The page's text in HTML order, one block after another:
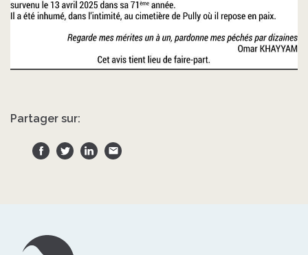
Partager sur: